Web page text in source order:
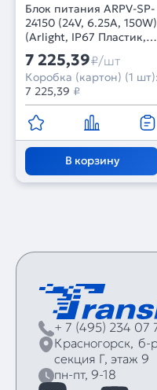
Блок питания ARPV-SP-
24150 (24V, 6.25A, 150W)
(Arlight, IP67 Пластик, 5
лет)
7 225,39₽/шт
Коробка (картон) (1 шт):
7 225,39 ₽
В корзину
+ 7 (495) 234 07
Красногорск,
секция Г, этаж 9
пн-пт, 9-18